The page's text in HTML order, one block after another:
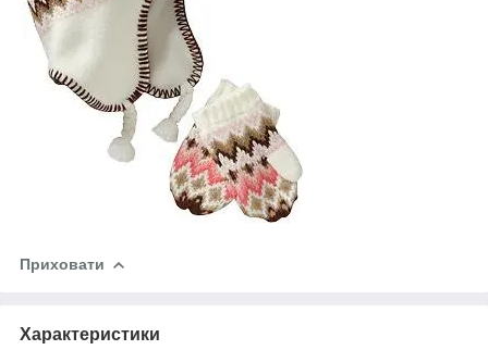
Приховати
Характеристики